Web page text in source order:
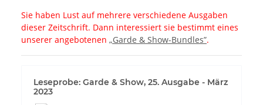
Sie haben Lust auf mehrere verschiedene Ausgaben
dieser Zeitschrift. Dann interessiert sie bestimmt eines
unserer angebotenen „Garde & Show-Bundles”.
Leseprobe: Garde & Show, 25. Ausgabe - März
2023